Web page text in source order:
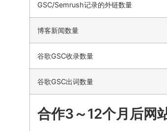
GSC/Semrush记录的外链数量
博客新闻数量
谷歌GSC收录数量
谷歌GSC出词数量
合作3～12个月后网